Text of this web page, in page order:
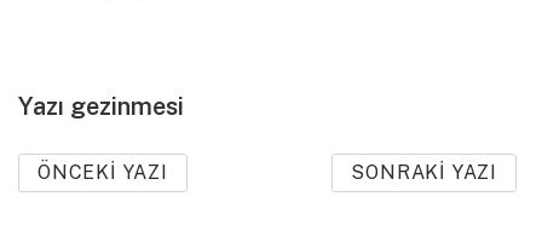
Yazı gezinmesi
ÖNCEKI YAZI SONRAKI YAZI